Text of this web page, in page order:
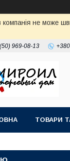
компанія не може
969-08-13
ТОВАРИ